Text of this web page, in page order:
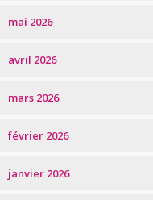
mai 2026
avril 2026
mars 2026
février 2026
janvier 2026